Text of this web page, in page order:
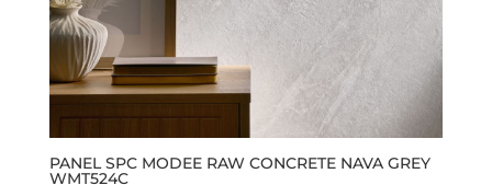
página
de
producto
PANEL SPC MODEE RAW CONCRETE NAVA GREY
WMT524C